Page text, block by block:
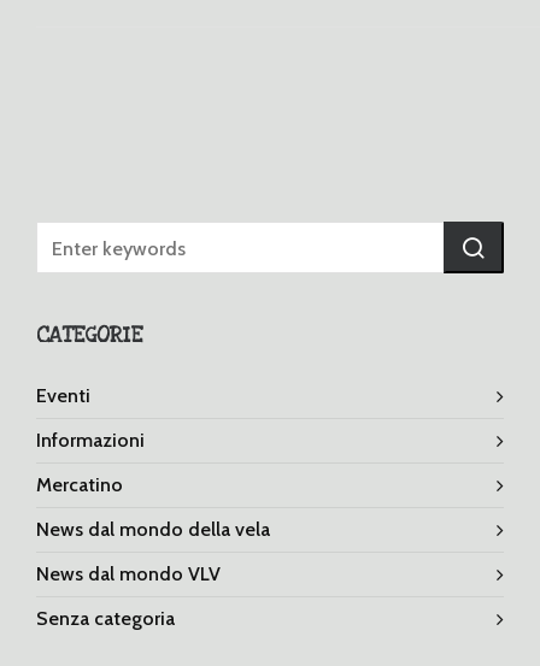
CATEGORIE
Eventi
Informazioni
Mercatino
News dal mondo della vela
News dal mondo VLV
Senza categoria